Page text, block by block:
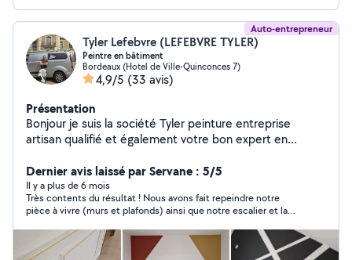
Auto-entrepreneur
Tyler Lefebvre (LEFEBVRE TYLER)
Peintre en bâtiment
Bordeaux (Hotel de Ville-Quinconces 7)
4,9/5 (33 avis)
Présentation
Bonjour je suis la société Tyler peinture entreprise
artisan qualifié et également votre bon expert en
et êtes intéressé pour tout travaux de neuf et de
rénovation, en tant qu'auto entrepreneur avec une
grande expérience je fais partie également d'un groupe
d'artisans ayant chacun leurs propre métiers du
bâtiment avec qui je pourrais vous mettre en relation si
besoin Situé à Bordeaux Tyler peinture mets plus de 13
Dernier avis laissé par Servane : 5/5
Il y a plus de 6 mois
Très contents du résultat ! Nous avons fait repeindre notre
pièce à vivre (murs et plafonds) ainsi que notre escalier et la
s'est écoulée entre la prise de contact et la fin des travaux. Je
recommande !